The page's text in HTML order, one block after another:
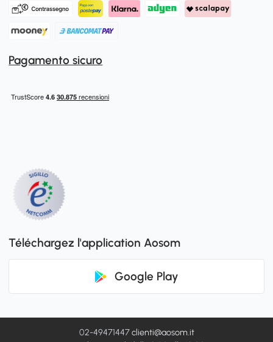
Pagamento sicuro
Téléchargez l'application Aosom
Google Play
02-49471447clienti@aosom.it